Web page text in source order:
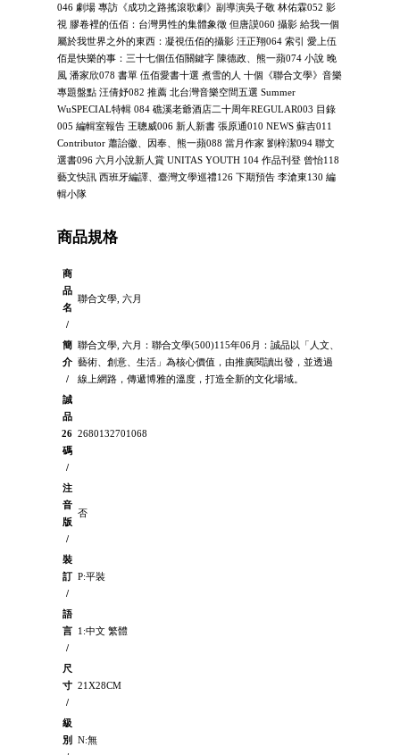
046 劇場 專訪《成功之路搖滾歌劇》副導演吳子敬 林佑霖052 影
視 膠卷裡的伍佰：台灣男性的集體象徵 但唐謨060 攝影 給我一個
屬於我世界之外的東西：凝視伍佰的攝影 汪正翔064 索引 愛上伍
佰是快樂的事：三十七個伍佰關鍵字 陳德政、熊一蘋074 小說 晚
風 潘家欣078 書單 伍佰愛書十選 煮雪的人 十個《聯合文學》音樂
專題盤點 汪倩妤082 推薦 北台灣音樂空間五選 Summer
WuSPECIAL特輯 084 礁溪老爺酒店二十周年REGULAR003 目錄
005 編輯室報告 王聰威006 新人新書 張原通010 NEWS 蘇吉011
Contributor 蕭詒徽、因奉、熊一蘋088 當月作家 劉梓潔094 聯文
選書096 六月小說新人賞 UNITAS YOUTH 104 作品刊登 曾怡118
藝文快訊 西班牙編譯、臺灣文學巡禮126 下期預告 李滄東130 編
輯小隊
商品規格
商
品
名
/
聯合文學, 六月
簡
介
/
聯合文學, 六月：聯合文學(500)115年06月：誠品以「人文、
藝術、創意、生活」為核心價值，由推廣閱讀出發，並透過
線上網路，傳遞博雅的溫度，打造全新的文化場域。
誠
品
26
碼
/
2680132701068
注
音
版
/
否
裝
訂
/
P:平裝
語
言
/
1:中文 繁體
尺
寸
/
21X28CM
級
別
N:無